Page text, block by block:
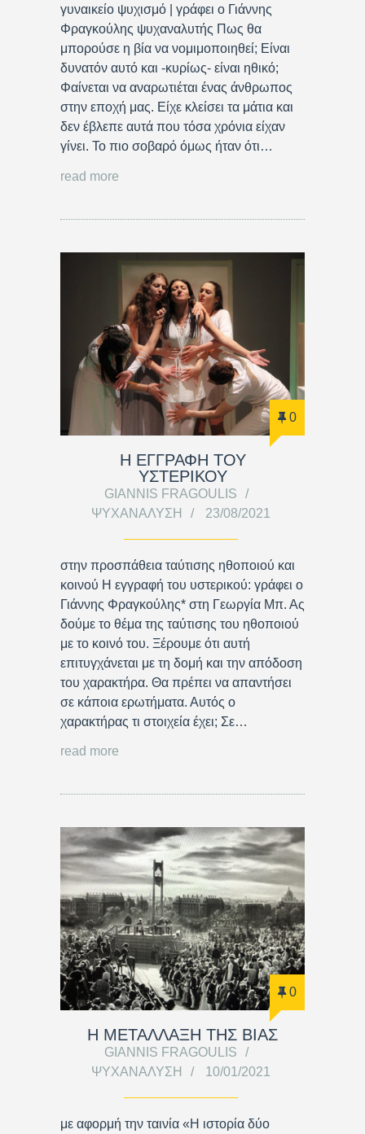
γυναικείο ψυχισμό | γράφει ο Γιάννης
Φραγκούλης ψυχαναλυτής Πως θα
μπορούσε η βία να νομιμοποιηθεί; Είναι
δυνατόν αυτό και -κυρίως- είναι ηθικό;
Φαίνεται να αναρωτιέται ένας άνθρωπος
στην εποχή μας. Είχε κλείσει τα μάτια και
δεν έβλεπε αυτά που τόσα χρόνια είχαν
γίνει. Το πιο σοβαρό όμως ήταν ότι…
read more
0
Η ΕΓΓΡΑΦΗ ΤΟΥ
ΥΣΤΕΡΙΚΟΥ
GIANNIS FRAGOULIS
ΨΥΧΑΝΆΛΥΣΗ
23/08/2021
στην προσπάθεια ταύτισης ηθοποιού και
κοινού Η εγγραφή του υστερικού: γράφει ο
Γιάννης Φραγκούλης* στη Γεωργία Μπ. Ας
δούμε το θέμα της ταύτισης του ηθοποιού
με το κοινό του. Ξέρουμε ότι αυτή
επιτυγχάνεται με τη δομή και την απόδοση
του χαρακτήρα. Θα πρέπει να απαντήσει
σε κάποια ερωτήματα. Αυτός ο
χαρακτήρας τι στοιχεία έχει; Σε…
read more
0
Η ΜΕΤΑΛΛΑΞΗ ΤΗΣ ΒΙΑΣ
GIANNIS FRAGOULIS
ΨΥΧΑΝΆΛΥΣΗ
10/01/2021
με αφορμή την ταινία «Η ιστορία δύο